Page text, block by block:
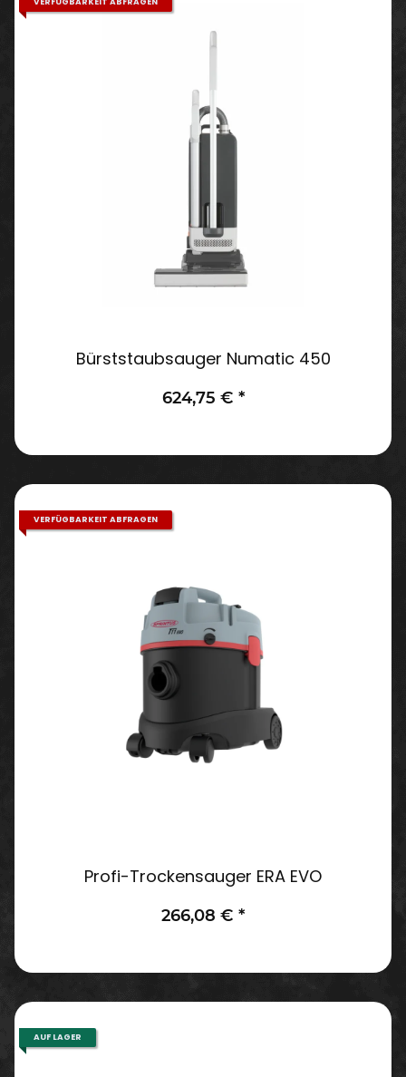
Bürststaubsauger Numatic 450
624,75 € *
VERFÜGBARKEIT ABFRAGEN
Profi-Trockensauger ERA EVO
266,08 € *
AUF LAGER